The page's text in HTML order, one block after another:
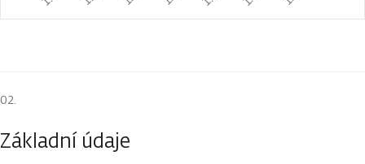
Základní údaje